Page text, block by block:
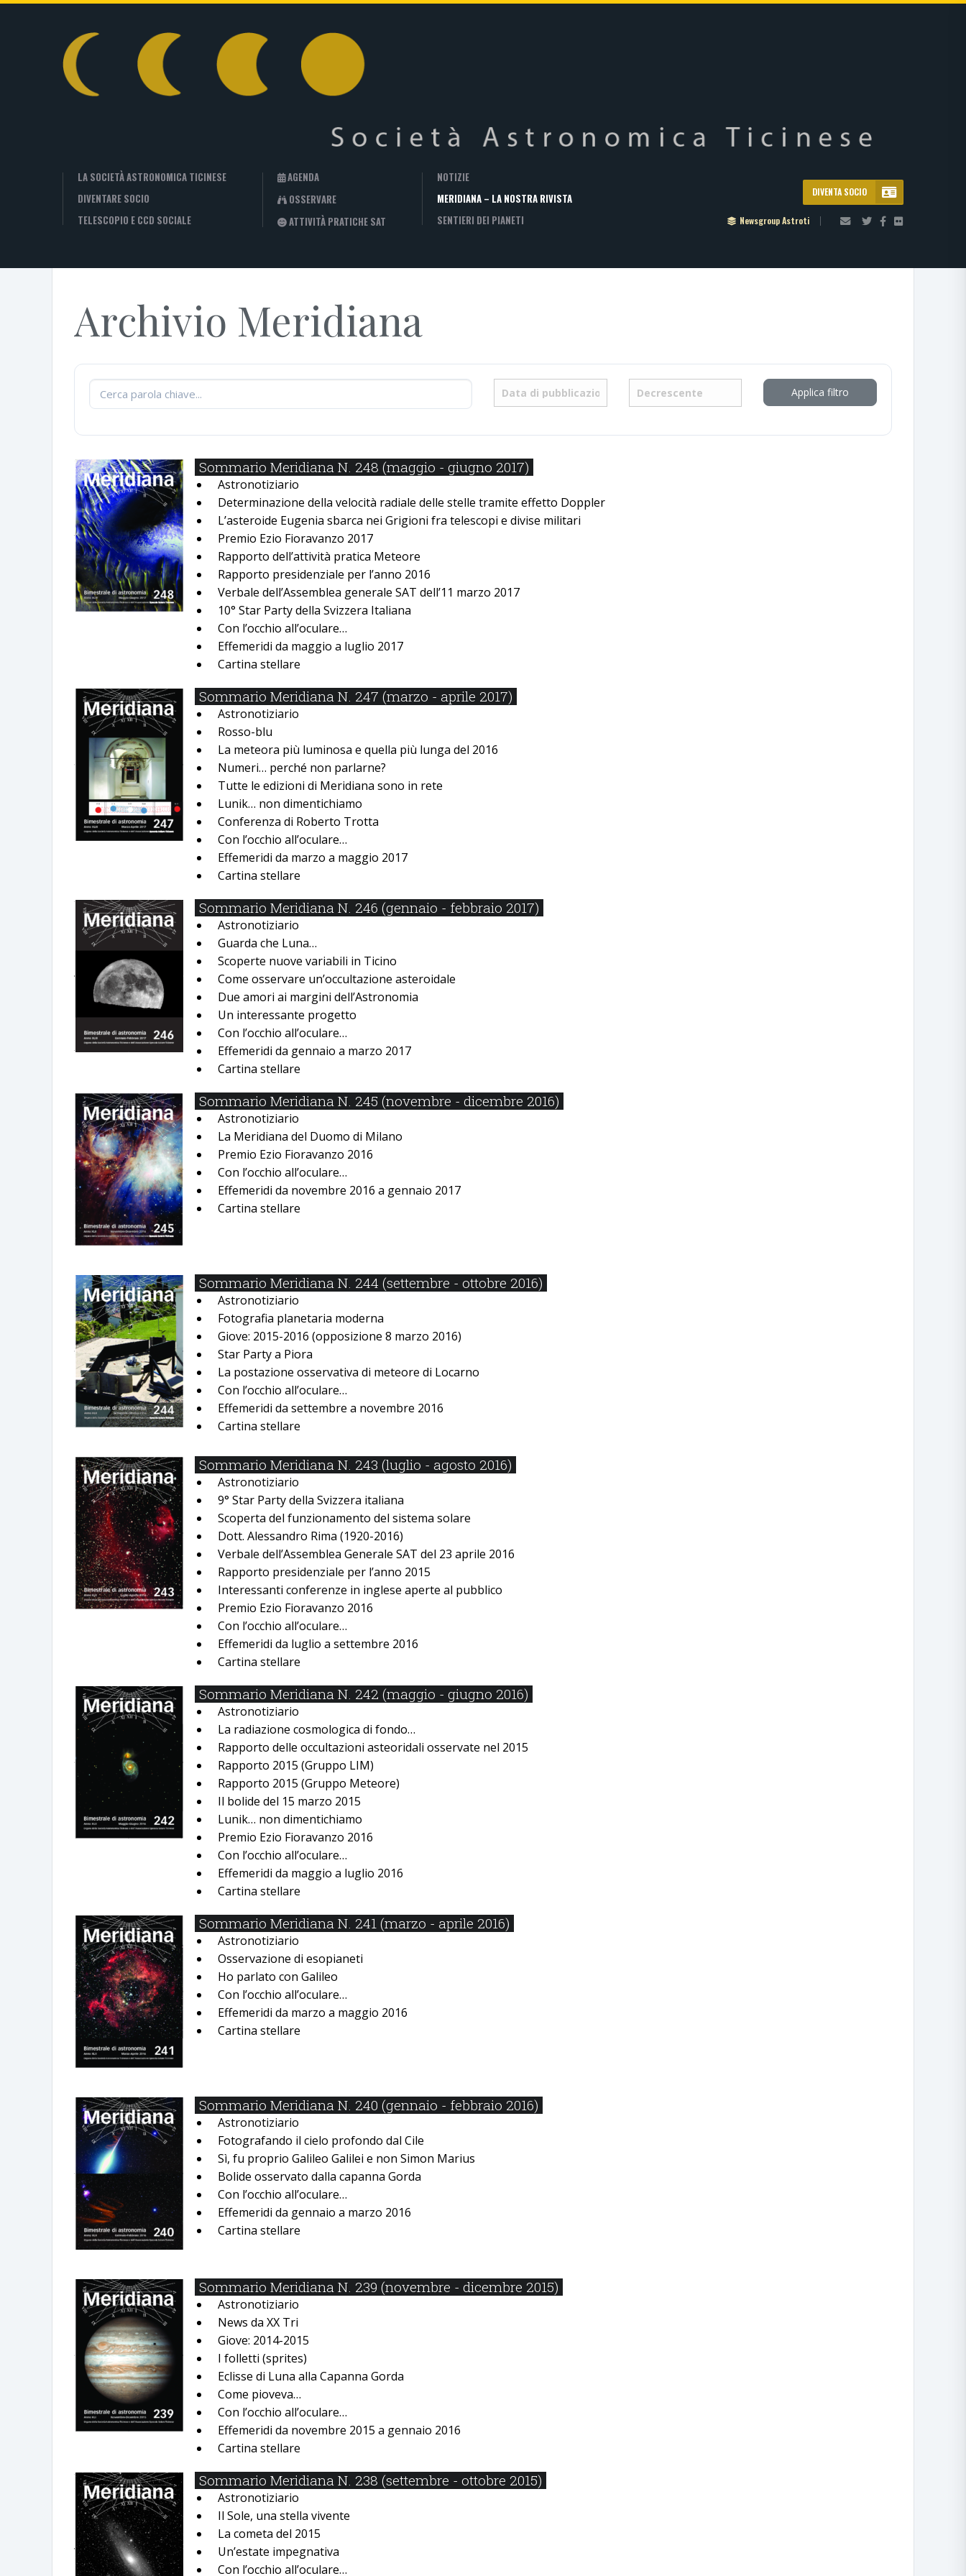
LA SOCIETÀ ASTRONOMICA TICINESE
DIVENTARE SOCIO
TELESCOPIO E CCD SOCIALE
AGENDA
OSSERVARE
ATTIVITÀ PRATICHE SAT
NOTIZIE
MERIDIANA – LA NOSTRA RIVISTA
SENTIERI DEI PIANETI
DIVENTA SOCIO
Newsgroup Astroti
Archivio Meridiana
Applica filtro
Sommario Meridiana N. 248 (maggio - giugno 2017)
Astronotiziario
Determinazione della velocità radiale delle stelle tramite effetto Doppler
Lʼasteroide Eugenia sbarca nei Grigioni fra telescopi e divise militari
Premio Ezio Fioravanzo 2017
Rapporto dellʼattività pratica Meteore
Rapporto presidenziale per lʼanno 2016
Verbale dellʼAssemblea generale SAT dellʼ11 marzo 2017
10° Star Party della Svizzera Italiana
Con lʼocchio allʼoculare…
Effemeridi da maggio a luglio 2017
Cartina stellare
Sommario Meridiana N. 247 (marzo - aprile 2017)
Astronotiziario
Rosso-blu
La meteora più luminosa e quella più lunga del 2016
Numeri… perché non parlarne?
Tutte le edizioni di Meridiana sono in rete
Lunik… non dimentichiamo
Conferenza di Roberto Trotta
Con lʼocchio allʼoculare…
Effemeridi da marzo a maggio 2017
Cartina stellare
Sommario Meridiana N. 246 (gennaio - febbraio 2017)
Astronotiziario
Guarda che Luna…
Scoperte nuove variabili in Ticino
Come osservare unʼoccultazione asteroidale
Due amori ai margini dellʼAstronomia
Un interessante progetto
Con lʼocchio allʼoculare…
Effemeridi da gennaio a marzo 2017
Cartina stellare
Sommario Meridiana N. 245 (novembre - dicembre 2016)
Astronotiziario
La Meridiana del Duomo di Milano
Premio Ezio Fioravanzo 2016
Con lʼocchio allʼoculare…
Effemeridi da novembre 2016 a gennaio 2017
Cartina stellare
Sommario Meridiana N. 244 (settembre - ottobre 2016)
Astronotiziario
Fotografia planetaria moderna
Giove: 2015-2016 (opposizione 8 marzo 2016)
Star Party a Piora
La postazione osservativa di meteore di Locarno
Con lʼocchio allʼoculare…
Effemeridi da settembre a novembre 2016
Cartina stellare
Sommario Meridiana N. 243 (luglio - agosto 2016)
Astronotiziario
9° Star Party della Svizzera italiana
Scoperta del funzionamento del sistema solare
Dott. Alessandro Rima (1920-2016)
Verbale dellʼAssemblea Generale SAT del 23 aprile 2016
Rapporto presidenziale per lʼanno 2015
Interessanti conferenze in inglese aperte al pubblico
Premio Ezio Fioravanzo 2016
Con lʼocchio allʼoculare…
Effemeridi da luglio a settembre 2016
Cartina stellare
Sommario Meridiana N. 242 (maggio - giugno 2016)
Astronotiziario
La radiazione cosmologica di fondo…
Rapporto delle occultazioni asteoridali osservate nel 2015
Rapporto 2015 (Gruppo LIM)
Rapporto 2015 (Gruppo Meteore)
Il bolide del 15 marzo 2015
Lunik… non dimentichiamo
Premio Ezio Fioravanzo 2016
Con lʼocchio allʼoculare…
Effemeridi da maggio a luglio 2016
Cartina stellare
Sommario Meridiana N. 241 (marzo - aprile 2016)
Astronotiziario
Osservazione di esopianeti
Ho parlato con Galileo
Con lʼocchio allʼoculare…
Effemeridi da marzo a maggio 2016
Cartina stellare
Sommario Meridiana N. 240 (gennaio - febbraio 2016)
Astronotiziario
Fotografando il cielo profondo dal Cile
Sì, fu proprio Galileo Galilei e non Simon Marius
Bolide osservato dalla capanna Gorda
Con lʼocchio allʼoculare…
Effemeridi da gennaio a marzo 2016
Cartina stellare
Sommario Meridiana N. 239 (novembre - dicembre 2015)
Astronotiziario
News da XX Tri
Giove: 2014-2015
I folletti (sprites)
Eclisse di Luna alla Capanna Gorda
Come pioveva…
Con lʼocchio allʼoculare…
Effemeridi da novembre 2015 a gennaio 2016
Cartina stellare
Sommario Meridiana N. 238 (settembre - ottobre 2015)
Astronotiziario
Il Sole, una stella vivente
La cometa del 2015
Unʼestate impegnativa
Con lʼocchio allʼoculare…